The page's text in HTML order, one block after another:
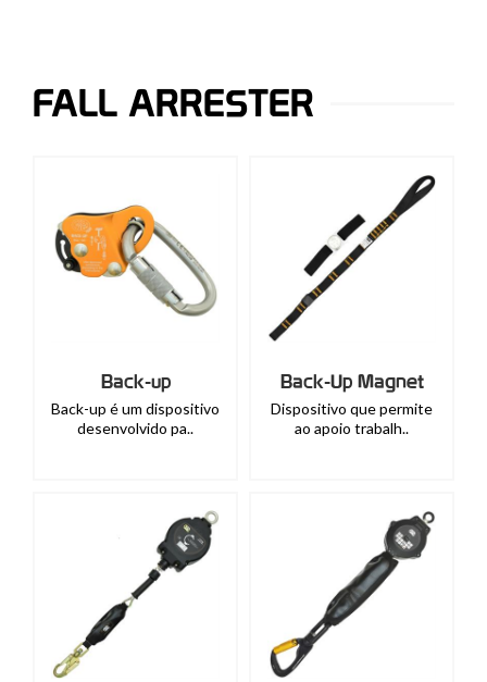
FALL ARRESTER
Back-up
Back-up é um dispositivo
desenvolvido pa..
Back-Up Magnet
Dispositivo que permite
ao apoio trabalh..